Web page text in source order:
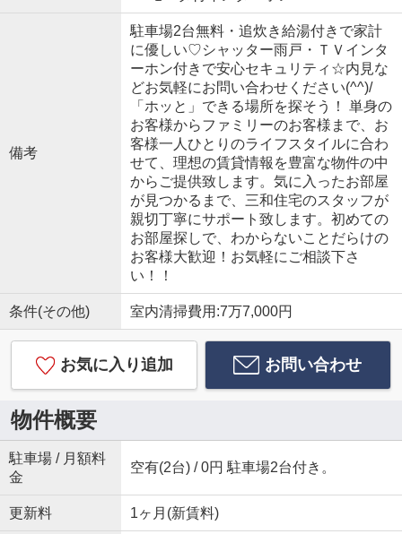
備考
駐車場2台無料・追炊き給湯付きで家計
に優しい♡シャッター雨戸・ＴＶインタ
ーホン付きで安心セキュリティ☆内見な
どお気軽にお問い合わせください(^^)/
「ホッと」できる場所を探そう！ 単身の
お客様からファミリーのお客様まで、お
客様一人ひとりのライフスタイルに合わ
せて、理想の賃貸情報を豊富な物件の中
からご提供致します。気に入ったお部屋
が見つかるまで、三和住宅のスタッフが
親切丁寧にサポート致します。初めての
お部屋探しで、わからないことだらけの
お客様大歓迎！お気軽にご相談下さ
い！！
条件(その他) 室内清掃費用:7万7,000円
お気に入り追加 お問い合わせ
物件概要
駐車場 / 月額料
金
空有(2台) / 0円 駐車場2台付き。
更新料 1ヶ月(新賃料)